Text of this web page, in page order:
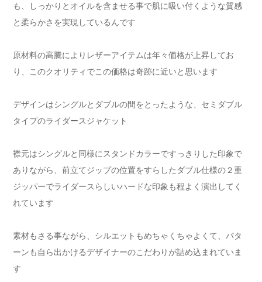
も、しっかりとオイルを含ませる事で肌に吸い付くような質感
と柔らかさを実現しているんです
原材料の高騰によりレザーアイテムは年々価格が上昇してお
り、このクオリティでこの価格は奇跡に近いと思います
デザインはシングルとダブルの間をとったような、セミダブル
タイプのライダースジャケット
襟元はシングルと同様にスタンドカラーですっきりした印象で
ありながら、前立てジップの位置をすらしたダブル仕様の２重
ジッパーでライダースらしいハードな印象も程よく演出してく
れています
素材もさる事ながら、シルエットもめちゃくちゃよくて、パタ
ーンも自ら出かけるデザイナーのこだわりが詰め込まれていま
す